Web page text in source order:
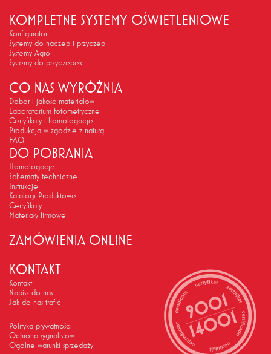
KOMPLETNE SYSTEMY OŚWIETLENIOWE
Konfigurator
Systemy do naczep i przyczep
Systemy Agro
Systemy do przyczepek
CO NAS WYRÓŻNIA
Dobór i jakość materiałów
Laboratorium fotometryczne
Certyfikaty i homologacje
Produkcja w zgodzie z naturą
FAQ
DO POBRANIA
Homologacje
Schematy techniczne
Instrukcje
Katalogi Produktowe
Certyfikaty
Materiały firmowe
ZAMÓWIENIA ONLINE
KONTAKT
Kontakt
Napisz do nas
Jak do nas trafić
Polityka prywatności
Ochrona sygnalistów
Ogólne warunki sprzedaży